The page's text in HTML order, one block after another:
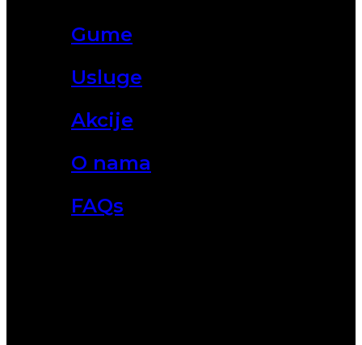
Gume
Usluge
Akcije
O nama
FAQs